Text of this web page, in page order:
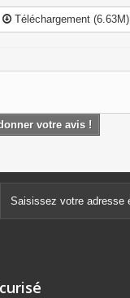
Téléchargement (6.63M)
votre avis !